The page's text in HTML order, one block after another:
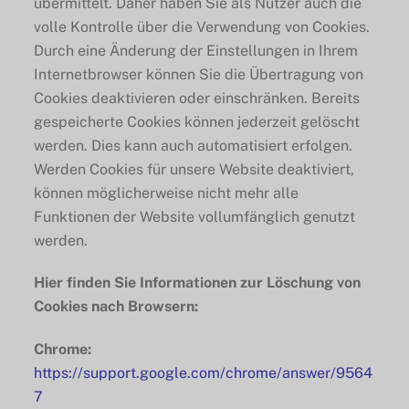
volle Kontrolle über die Verwendung von Cookies.
Durch eine Änderung der Einstellungen in Ihrem
Internetbrowser können Sie die Übertragung von
Cookies deaktivieren oder einschränken. Bereits
gespeicherte Cookies können jederzeit gelöscht
werden. Dies kann auch automatisiert erfolgen.
Werden Cookies für unsere Website deaktiviert,
können möglicherweise nicht mehr alle
Funktionen der Website vollumfänglich genutzt
werden.
Hier finden Sie Informationen zur Löschung von
Cookies nach Browsern:
Chrome:
https://support.google.com/chrome/answer/9564
7